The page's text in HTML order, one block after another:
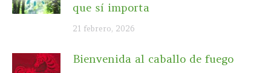
que sí importa
21 febrero, 2026
Bienvenida al caballo de fuego